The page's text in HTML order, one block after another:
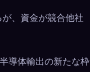
、資金が競合他社
導体輸出の新たな枠